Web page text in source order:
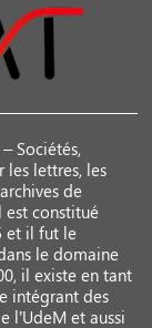
Sociétés,
les lettres, les
de
est constitué
et il fut le
le domaine
il existe en tant
intégrant des
l’UdeM et aussi